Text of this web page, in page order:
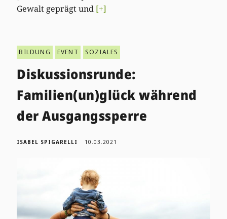
Gewalt geprägt und [+]
BILDUNG EVENT SOZIALES
Diskussionsrunde:
Familien(un)glück während
der Ausgangssperre
ISABEL SPIGARELLI 10.03.2021